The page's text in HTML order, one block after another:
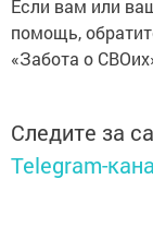
Если вам или
помощь,
«Забота о
Следите за
Telegram-